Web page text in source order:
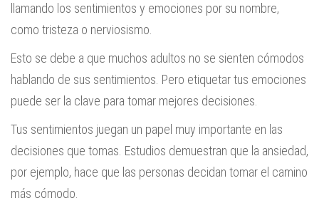
llamando los sentimientos y emociones por su nombre,
como tristeza o nerviosismo.
Esto se debe a que muchos adultos no se sienten cómodos
hablando de sus sentimientos. Pero etiquetar tus emociones
puede ser la clave para tomar mejores decisiones.
Tus sentimientos juegan un papel muy importante en las
decisiones que tomas. Estudios demuestran que la ansiedad,
por ejemplo, hace que las personas decidan tomar el camino
más cómodo.